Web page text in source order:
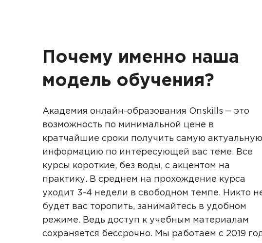
Почему именно наша
модель обучения?
Академия онлайн-образования Onskills ‒ это
возможность по минимальной цене в
кратчайшие сроки получить самую актуальную
информацию по интересующей вас теме. Все
курсы короткие, без воды, с акцентом на
практику. В среднем на прохождение курса
уходит 3-4 недели в свободном темпе. Никто
будет вас торопить, занимайтесь в удобном
режиме. Ведь доступ к учебным материалам
сохраняется бессрочно. Мы работаем с 2019